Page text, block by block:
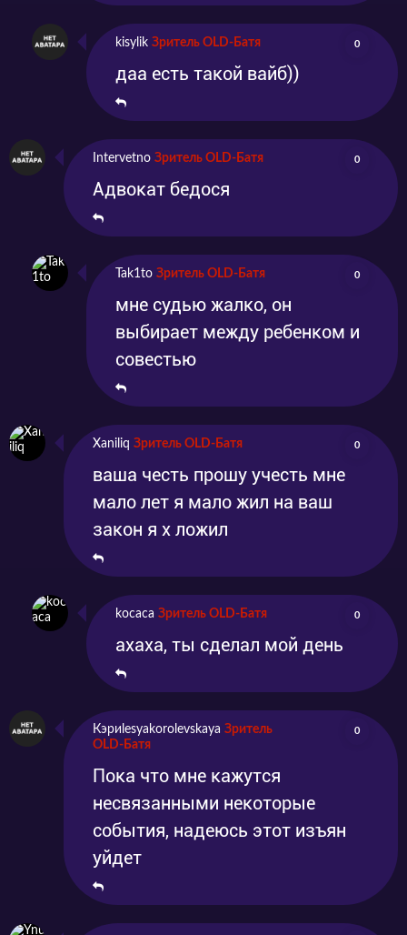
kisylik Зритель OLD-Батя 0
даа есть такой вайб))
Intervetno Зритель OLD-Батя 0
Адвокат бедося
Tak1to Зритель OLD-Батя 0
мне судью жалко, он
выбирает между ребенком и
совестью
Xaniliq Зритель OLD-Батя 0
ваша честь прошу учесть мне
мало лет я мало жил на ваш
закон я х ложил
kocaca Зритель OLD-Батя 0
ахаха, ты сделал мой день
Кэриlesyakorolevskaya Зритель
OLD-Батя
0
Пока что мне кажутся
несвязанными некоторые
события, надеюсь этот изъян
уйдет